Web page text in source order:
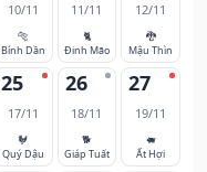
10/11
🐅
Bính Dần
11/11
🐈
Đinh Mão
12/11
🐉
Mậu Thìn
25
17/11
🐓
Quý Dậu
26
18/11
🐕
Giáp Tuất
27
19/11
🐖
Ất Hợi